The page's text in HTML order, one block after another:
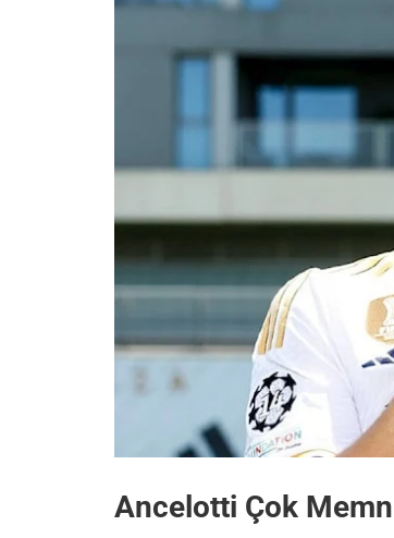
Ancelotti Çok